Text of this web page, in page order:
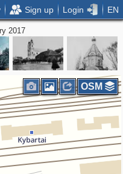
Sign up Login EN
2017
OSM